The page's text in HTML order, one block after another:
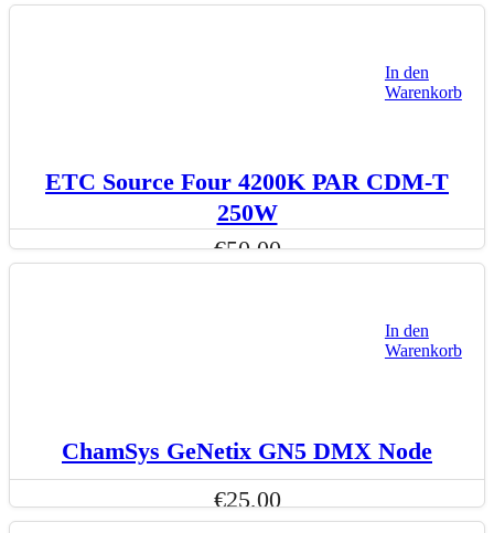
In den
Warenkorb
ETC Source Four 4200K PAR CDM-T
250W
€50,00
In den
Warenkorb
ChamSys GeNetix GN5 DMX Node
€25,00